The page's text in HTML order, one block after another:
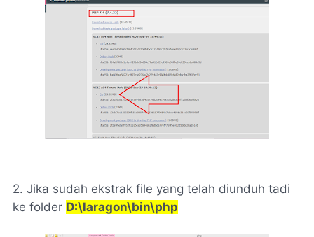
2. Jika sudah ekstrak file yang telah diunduh tadi
ke folder D:\laragon\bin\php